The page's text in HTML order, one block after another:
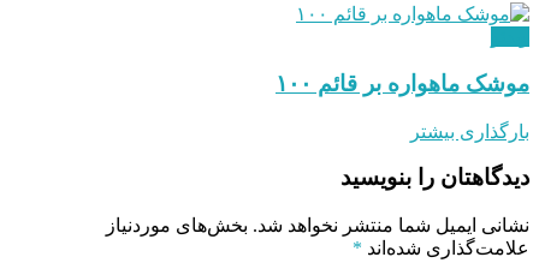
موشک ماهواره بر قائم ۱۰۰
بارگذاری بیشتر
دیدگاهتان را بنویسید
نشانی ایمیل شما منتشر نخواهد شد. بخش‌های موردنیاز
علامت‌گذاری شده‌اند *